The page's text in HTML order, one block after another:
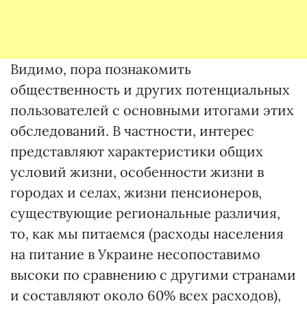
Видимо, пора познакомить
общественность и других потенциальных
пользователей с основными итогами этих
обследований. В частности, интерес
представляют характеристики общих
условий жизни, особенности жизни в
городах и селах, жизни пенсионеров,
существующие региональные различия,
то, как мы питаемся (расходы населения
на питание в Украине несопоставимо
высоки по сравнению с другими странами
и составляют около 60% всех расходов),